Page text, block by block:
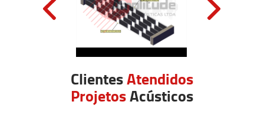
ClientesAtendidos
ProjetosAcústicos